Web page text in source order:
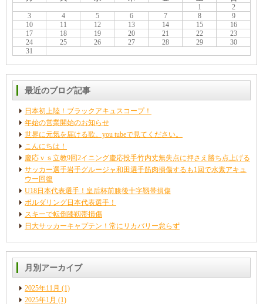
1
2
3
4 5 6 7 8
9
10
11 12 13 14 15
16
17
18 19 20 21 22
23
24
25 26 27 28 29
30
31
最近のブログ記事
日本初上陸！ブラックアキュスコープ！
年始の営業開始のお知らせ
世界に元気を届ける歌。you tubeで見てください。
こんにちは！
慶応ｖｓ立教9回2イニング慶応投手竹内丈無失点に押さえ勝ち点上げる
サッカー選手岩手グルージャ和田選手筋肉損傷するも1回で水素アキュ
ウー回復
U18日本代表選手！皇后杯前膝後十字靱帯損傷
ボルダリング日本代表選手！
スキーで転倒膝靱帯損傷
日大サッカーキャプテン！常にリカバリー怠らず
月別アーカイブ
2025年11月 (1)
2025年1月 (1)